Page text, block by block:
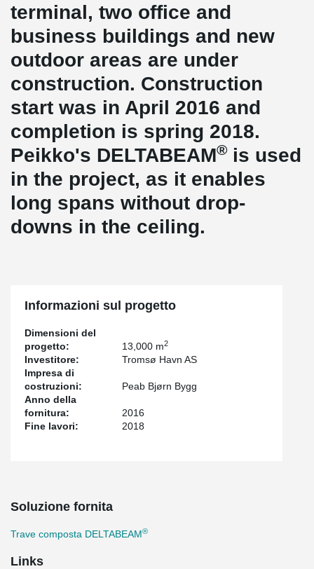
terminal, two office and
business buildings and new
outdoor areas are under
construction. Construction
start was in April 2016 and
completion is spring 2018.
Peikko's DELTABEAM® is used
in the project, as it enables
long spans without drop-
downs in the ceiling.
Informazioni sul progetto
Dimensioni del
progetto:
13,000 m2
Investitore:
Tromsø Havn AS
Impresa di
costruzioni:
Peab Bjørn Bygg
Anno della
fornitura:
2016
Fine lavori:
2018
Soluzione fornita
Trave composta DELTABEAM®
Links